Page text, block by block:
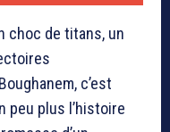
choc de titans, un
c’est
peu plus l’histoire